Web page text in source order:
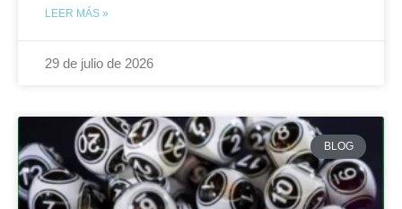
LEER MÁS »
29 de julio de 2026
BLOG